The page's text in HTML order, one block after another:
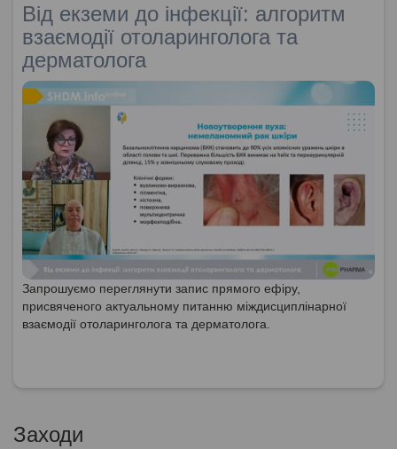
Від екземи до інфекції: алгоритм
взаємодії отоларинголога та
дерматолога
Запрошуємо переглянути запис прямого ефіру,
присвяченого актуальному питанню міждисциплінарної
взаємодії отоларинголога та дерматолога.
Заходи